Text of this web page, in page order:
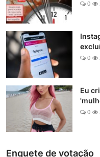
0
0
Eu
0
Enquete de votação